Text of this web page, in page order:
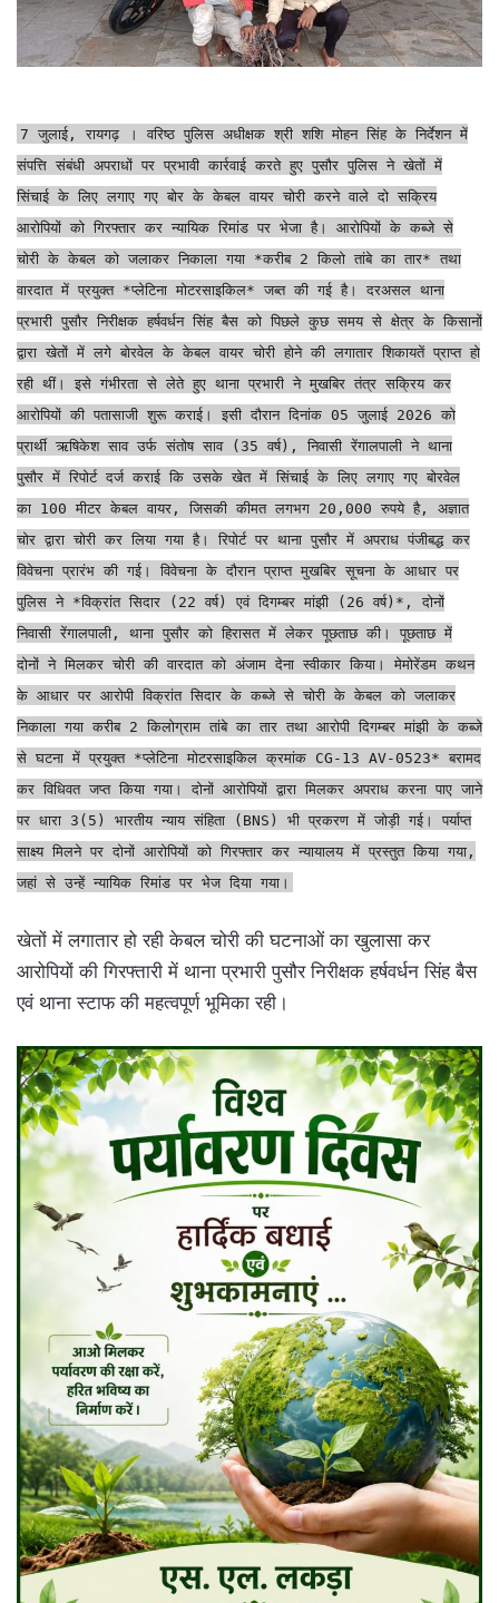
7 जुलाई, रायगढ़ । वरिष्ठ पुलिस अधीक्षक श्री शशि मोहन सिंह के निर्देशन में
संपत्ति संबंधी अपराधों पर प्रभावी कार्रवाई करते हुए पुसौर पुलिस ने खेतों में
सिंचाई के लिए लगाए गए बोर के केबल वायर चोरी करने वाले दो सक्रिय
आरोपियों को गिरफ्तार कर न्यायिक रिमांड पर भेजा है। आरोपियों के कब्जे से
चोरी के केबल को जलाकर निकाला गया *करीब 2 किलो तांबे का तार* तथा
वारदात में प्रयुक्त *प्लेटिना मोटरसाइकिल* जब्त की गई है। दरअसल थाना
प्रभारी पुसौर निरीक्षक हर्षवर्धन सिंह बैस को पिछले कुछ समय से क्षेत्र के किसानों
द्वारा खेतों में लगे बोरवेल के केबल वायर चोरी होने की लगातार शिकायतें प्राप्त हो
रही थीं। इसे गंभीरता से लेते हुए थाना प्रभारी ने मुखबिर तंत्र सक्रिय कर
आरोपियों की पतासाजी शुरू कराई। इसी दौरान दिनांक 05 जुलाई 2026 को
प्रार्थी ऋषिकेश साव उर्फ संतोष साव (35 वर्ष), निवासी रेंगालपाली ने थाना
पुसौर में रिपोर्ट दर्ज कराई कि उसके खेत में सिंचाई के लिए लगाए गए बोरवेल
का 100 मीटर केबल वायर, जिसकी कीमत लगभग 20,000 रुपये है, अज्ञात
चोर द्वारा चोरी कर लिया गया है। रिपोर्ट पर थाना पुसौर में अपराध पंजीबद्ध कर
विवेचना प्रारंभ की गई। विवेचना के दौरान प्राप्त मुखबिर सूचना के आधार पर
पुलिस ने *विक्रांत सिदार (22 वर्ष) एवं दिगम्बर मांझी (26 वर्ष)*, दोनों
निवासी रेंगालपाली, थाना पुसौर को हिरासत में लेकर पूछताछ की। पूछताछ में
दोनों ने मिलकर चोरी की वारदात को अंजाम देना स्वीकार किया। मेमोरेंडम कथन
के आधार पर आरोपी विक्रांत सिदार के कब्जे से चोरी के केबल को जलाकर
निकाला गया करीब 2 किलोग्राम तांबे का तार तथा आरोपी दिगम्बर मांझी के कब्जे
से घटना में प्रयुक्त *प्लेटिना मोटरसाइकिल क्रमांक CG-13 AV-0523* बरामद
कर विधिवत जप्त किया गया। दोनों आरोपियों द्वारा मिलकर अपराध करना पाए जाने
पर धारा 3(5) भारतीय न्याय संहिता (BNS) भी प्रकरण में जोड़ी गई। पर्याप्त
साक्ष्य मिलने पर दोनों आरोपियों को गिरफ्तार कर न्यायालय में प्रस्तुत किया गया,
जहां से उन्हें न्यायिक रिमांड पर भेज दिया गया।
खेतों में लगातार हो रही केबल चोरी की घटनाओं का खुलासा कर
आरोपियों की गिरफ्तारी में थाना प्रभारी पुसौर निरीक्षक हर्षवर्धन सिंह बैस
एवं थाना स्टाफ की महत्वपूर्ण भूमिका रही।